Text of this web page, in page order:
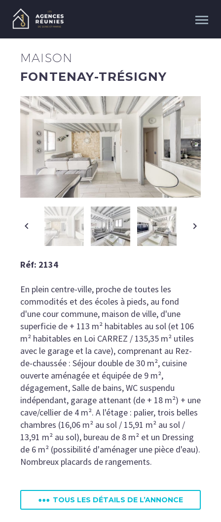
MAISON
FONTENAY-TRÉSIGNY
Réf: 2134
En plein centre-ville, proche de toutes les
commodités et des écoles à pieds, au fond
d'une cour commune, maison de ville, d'une
superficie de + 113 m² habitables au sol (et 106
m² habitables en Loi CARREZ / 135,35 m² utiles
avec le garage et la cave), comprenant au Rez-
de-chaussée : Séjour double de 30 m², cuisine
ouverte aménagée et équipée de 9 m²,
dégagement, Salle de bains, WC suspendu
indépendant, garage attenant (de + 18 m²) + une
cave/cellier de 4 m². A l'étage : palier, trois belles
chambres (16,06 m² au sol / 15,91 m² au sol /
13,91 m² au sol), bureau de 8 m² et un Dressing
de 6 m² (possibilité d'aménager une pièce d'eau).
Nombreux placards de rangements.
••• TOUS LES DÉTAILS DE L’ANNONCE